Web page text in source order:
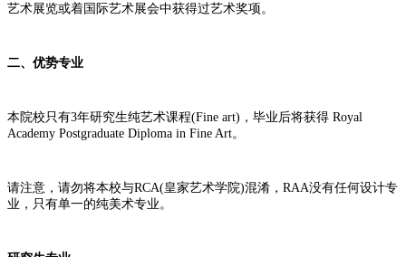
艺术展览或着国际艺术展会中获得过艺术奖项。
二、优势专业
本院校只有3年研究生纯艺术课程(Fine art)，毕业后将获得 Royal
Academy Postgraduate Diploma in Fine Art。
请注意，请勿将本校与RCA(皇家艺术学院)混淆，RAA没有任何设计专
业，只有单一的纯美术专业。